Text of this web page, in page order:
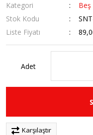
Kategori
Beş
Stok Kodu
Liste Fiyatı
Adet
Karşılaştır